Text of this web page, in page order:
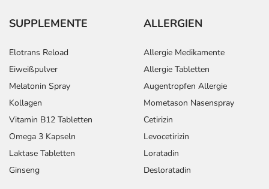
SUPPLEMENTE
Elotrans Reload
Eiweißpulver
Melatonin Spray
Kollagen
Vitamin B12 Tabletten
Omega 3 Kapseln
Laktase Tabletten
Ginseng
ALLERGIEN
Allergie Medikamente
Allergie Tabletten
Augentropfen Allergie
Mometason Nasenspray
Cetirizin
Levocetirizin
Loratadin
Desloratadin